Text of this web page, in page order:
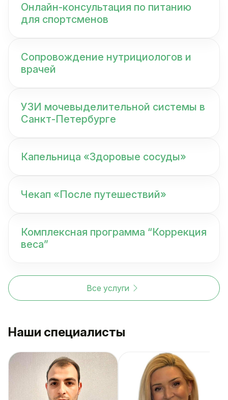
Онлайн-консультация по питанию
для спортсменов
Сопровождение нутрициологов и
врачей
УЗИ мочевыделительной системы в
Санкт-Петербурге
Капельница «Здоровые сосуды»
Чекап «После путешествий»
Комплексная программа “Коррекция
веса”
Все услуги
Наши специалисты